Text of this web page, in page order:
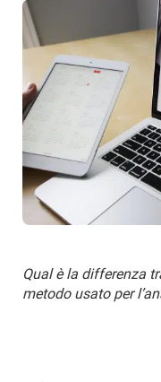
Qual è la differenza
metodo usato per